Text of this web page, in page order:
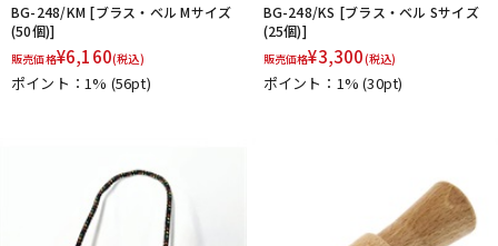
BG-248/KM [ブラス・ベル Mサイズ
(50個)]
販売価格¥6,160(税込)
ポイント：1% (56pt)
BG-248/KS [ブラス・ベル Sサイズ
(25個)]
販売価格¥3,300(税込)
ポイント：1%(30pt)